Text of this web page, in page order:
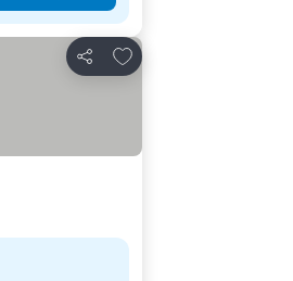
Partilhar
Adicionar aos favoritos